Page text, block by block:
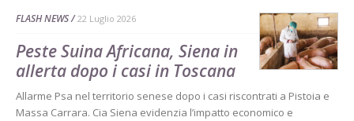
FLASH NEWS 22 Luglio 2026
Peste Suina Africana, Siena in
allerta dopo i casi in Toscana
Allarme Psa nel territorio senese dopo i casi riscontrati a Pistoia e
Massa Carrara. Cia Siena evidenzia l’impatto economico e